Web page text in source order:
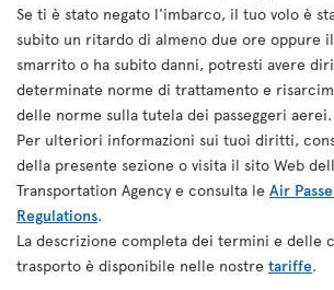
Se ti è stato negato l'imbarco, il tuo volo è
subito un ritardo di almeno due ore oppure
smarrito o ha subito danni, potresti avere
determinate norme di trattamento e
delle norme sulla tutela dei passeggeri aerei.
Per ulteriori informazioni sui tuoi diritti,
della presente sezione o visita il sito Web
Transportation Agency e consulta le Air
Regulations.
La descrizione completa dei termini e delle
trasporto è disponibile nelle nostre tariffe.